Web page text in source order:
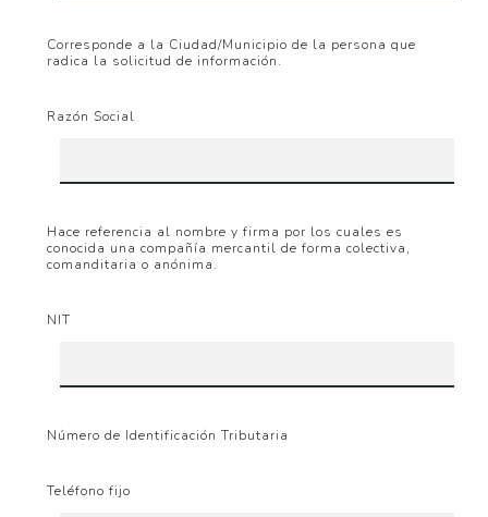
Corresponde a la Ciudad/Municipio de la persona que
radica la solicitud de información.
Razón Social
Hace referencia al nombre y firma por los cuales es
conocida una compañía mercantil de forma colectiva,
comanditaria o anónima.
NIT
Número de Identificación Tributaria
Teléfono fijo